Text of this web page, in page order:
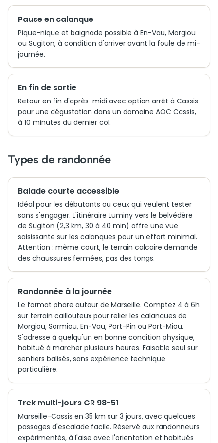
Pause en calanque
Pique-nique et baignade possible à En-Vau, Morgiou
ou Sugiton, à condition d'arriver avant la foule de mi-
journée.
En fin de sortie
Retour en fin d'après-midi avec option arrêt à Cassis
pour une dégustation dans un domaine AOC Cassis,
à 10 minutes du dernier col.
Types de randonnée
Balade courte accessible
Idéal pour les débutants ou ceux qui veulent tester
sans s'engager. L'itinéraire Luminy vers le belvédère
de Sugiton (2,3 km, 30 à 40 min) offre une vue
saisissante sur les calanques pour un effort minimal.
Attention : même court, le terrain calcaire demande
des chaussures fermées, pas des tongs.
Randonnée à la journée
Le format phare autour de Marseille. Comptez 4 à 6h
sur terrain caillouteux pour relier les calanques de
Morgiou, Sormiou, En-Vau, Port-Pin ou Port-Miou.
S'adresse à quelqu'un en bonne condition physique,
habitué à marcher plusieurs heures. Faisable seul sur
sentiers balisés, sans expérience technique
particulière.
Trek multi-jours GR 98-51
Marseille-Cassis en 35 km sur 3 jours, avec quelques
passages d'escalade facile. Réservé aux randonneurs
expérimentés, à l'aise avec l'orientation et habitués